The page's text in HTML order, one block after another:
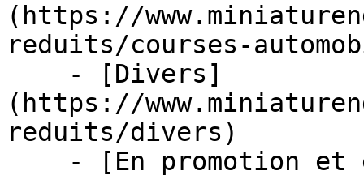
(https://
reduits/courses-
(https://
reduits/divers)